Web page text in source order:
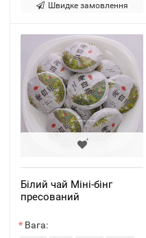
Швидке замовлення
Білий чай Міні-бінг
пресований
Вага: